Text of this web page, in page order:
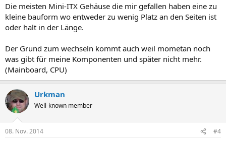
Die meisten Mini-ITX Gehäuse die mir gefallen haben eine zu
kleine bauform wo entweder zu wenig Platz an den Seiten ist
oder halt in der Länge.
Der Grund zum wechseln kommt auch weil mometan noch
was gibt für meine Komponenten und später nicht mehr.
(Mainboard, CPU)
Urkman
Well-known member
08. Nov. 2014 #4